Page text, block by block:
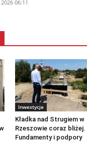
06:11
Inwestycje
Kładka nad Strugiem w
Rzeszowie coraz bliżej.
Fundamenty i podpory